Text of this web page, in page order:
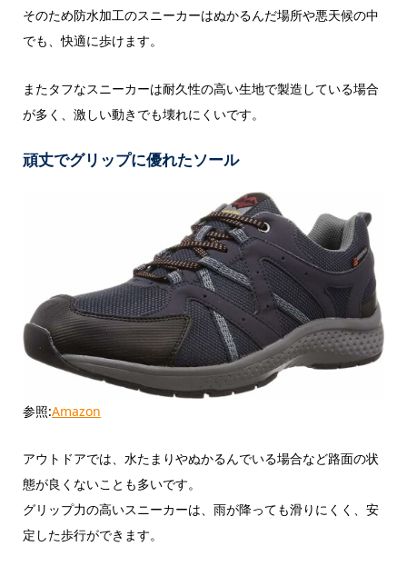
そのため防水加工のスニーカーはぬかるんだ場所や悪天候の中
でも、快適に歩けます。
またタフなスニーカーは耐久性の高い生地で製造している場合
が多く、激しい動きでも壊れにくいです。
頑丈でグリップに優れたソール
参照:Amazon
アウトドアでは、水たまりやぬかるんでいる場合など路面の状
態が良くないことも多いです。
グリップ力の高いスニーカーは、雨が降っても滑りにくく、安
定した歩行ができます。